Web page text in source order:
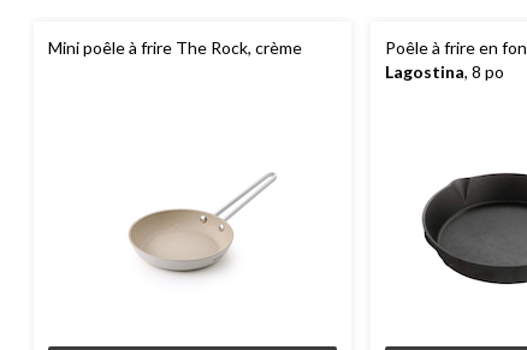
Mini poêle à frire The Rock, crème
Poêle à frire en
Lagostina, 8 po